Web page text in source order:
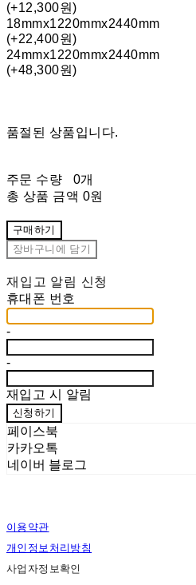
(+12,300원)
18mmx1220mmx2440mm
(+22,400원)
24mmx1220mmx2440mm
(+48,300원)
품절된 상품입니다.
주문 수량
0개
총 상품 금액 0원
구매하기
장바구니에 담기
재입고 알림 신청
휴대폰 번호
-
-
재입고 시 알림
신청하기
페이스북
카카오톡
네이버 블로그
이용약관
개인정보처리방침
사업자정보확인